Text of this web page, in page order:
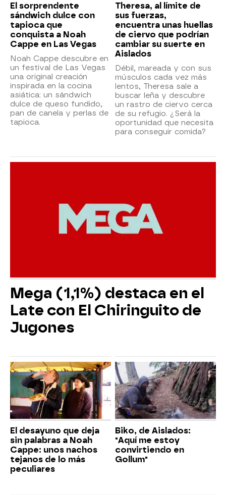
El sorprendente
sándwich dulce con
tapioca que
conquista a Noah
Cappe en Las Vegas
Noah Cappe descubre en
un festival de Las Vegas
una original creación
inspirada en la cocina
asiática: un sándwich
dulce de queso fundido,
pan de canela y perlas de
tapioca.
Theresa, al límite de
sus fuerzas,
encuentra unas huellas
de ciervo que podrían
cambiar su suerte en
Aislados
Débil, mareada y con sus
músculos cada vez más
lentos, Theresa sale a
buscar leña y descubre
un rastro de ciervo cerca
de su refugio. ¿Será la
oportunidad que necesita
para conseguir comida?
Mega (1,1%) destaca en el
Late con El Chiringuito de
Jugones
El desayuno que deja
sin palabras a Noah
Cappe: unos nachos
tejanos de lo más
peculiares
Biko, de Aislados:
"Aquí me estoy
convirtiendo en
Gollum"